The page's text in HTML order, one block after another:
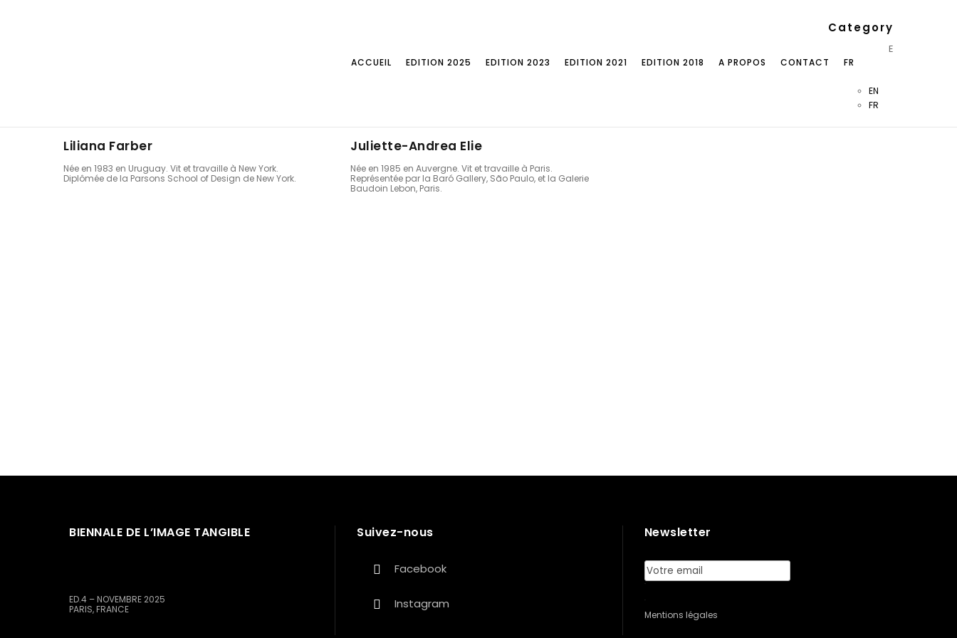
ACCUEIL EDITION 2025 EDITION 2023 EDITION 2021 EDITION 2018 A PROPOS CONTACT FR
EN
FR
Category
E
Liliana Farber
Née en 1983 en Uruguay. Vit et travaille à New York.
Diplômée de la Parsons School of Design de New York.
Juliette-Andrea Elie
Née en 1985 en Auvergne. Vit et travaille à Paris.
Représentée par la Baró Gallery, São Paulo, et la Galerie
Baudoin Lebon, Paris.
BIENNALE DE L’IMAGE TANGIBLE
ED.4 – NOVEMBRE 2025
PARIS, FRANCE
Suivez-nous
Facebook
Instagram
Newsletter
Mentions légales